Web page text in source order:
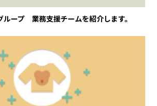
ループ 業務支援チームを紹介します。